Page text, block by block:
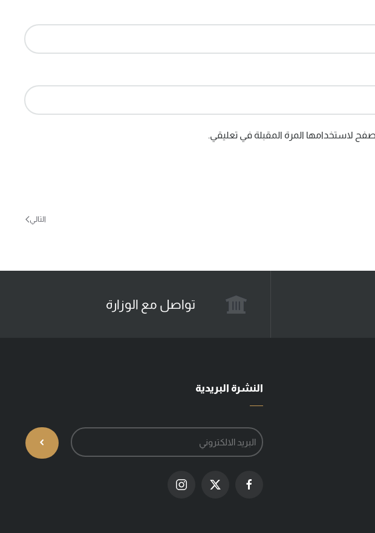
لاستخدامها المرة المقبلة في تعليقي.
التالي
تواصل مع الوزارة
النشرة البريدية